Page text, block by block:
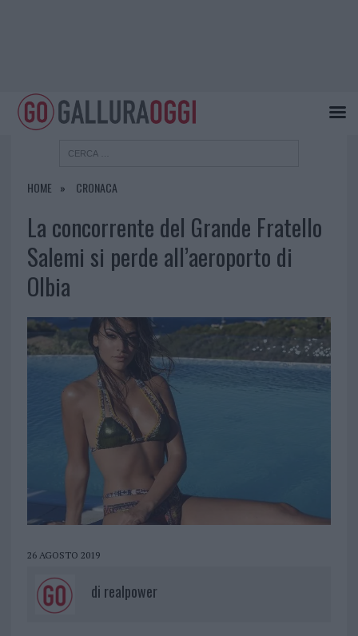
HOME CRONACA
La concorrente del Grande Fratello
Salemi si perde all’aeroporto di
Olbia
26 AGOSTO 2019
di realpower